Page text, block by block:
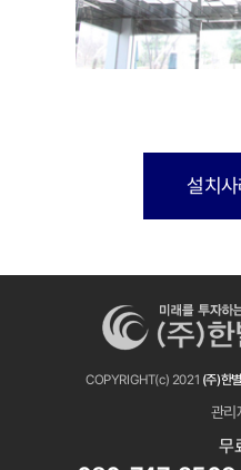
설치
COPYRIGHT(c) 2021 (주)한
관리
무